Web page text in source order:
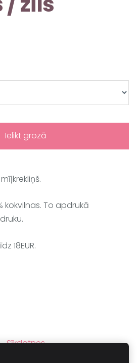
Ielikt grozā
kokvilnas. To apdrukā
18EUR.
Sīkdatnes